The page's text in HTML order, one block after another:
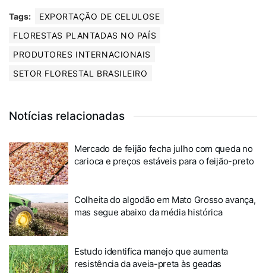
Tags:
EXPORTAÇÃO DE CELULOSE
FLORESTAS PLANTADAS NO PAÍS
PRODUTORES INTERNACIONAIS
SETOR FLORESTAL BRASILEIRO
Notícias relacionadas
Mercado de feijão fecha julho com queda no
carioca e preços estáveis para o feijão-preto
Colheita do algodão em Mato Grosso avança,
mas segue abaixo da média histórica
Estudo identifica manejo que aumenta
resistência da aveia-preta às geadas